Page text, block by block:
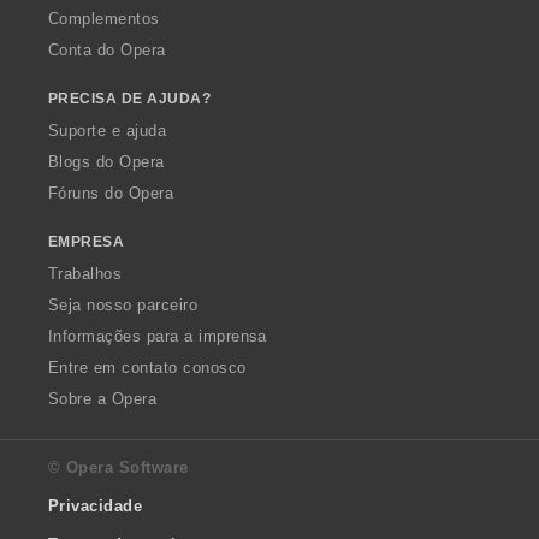
Complementos
Conta do Opera
PRECISA DE AJUDA?
Suporte e ajuda
Blogs do Opera
Fóruns do Opera
EMPRESA
Trabalhos
Seja nosso parceiro
Informações para a imprensa
Entre em contato conosco
Sobre a Opera
© Opera Software
Privacidade